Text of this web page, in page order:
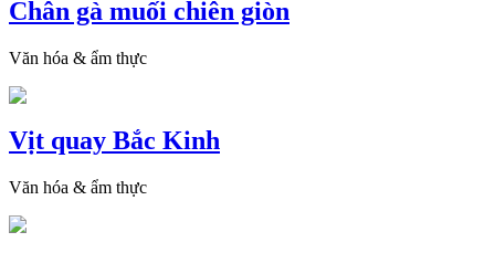
Chân gà muối chiên giòn
Văn hóa & ẩm thực
Vịt quay Bắc Kinh
Văn hóa & ẩm thực